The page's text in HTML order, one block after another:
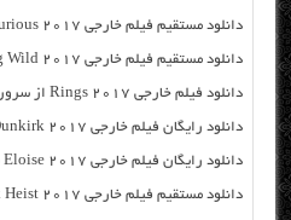
دانلود مستقیم فیلم خارجی The Fate of the Furious 2017 از سرور سایت
دانلود مستقیم فیلم خارجی Running Wild 2017 از سرور سایت
دانلود فیلم خارجی Rings 2017 از سرور سایت
دانلود رایگان فیلم خارجی Dunkirk 2017 با لینک مستقیم
دانلود رایگان فیلم خارجی Eloise 2017 با لینک مستقیم
دانلود مستقیم فیلم خارجی Essex Heist 2017 از سرور سایت